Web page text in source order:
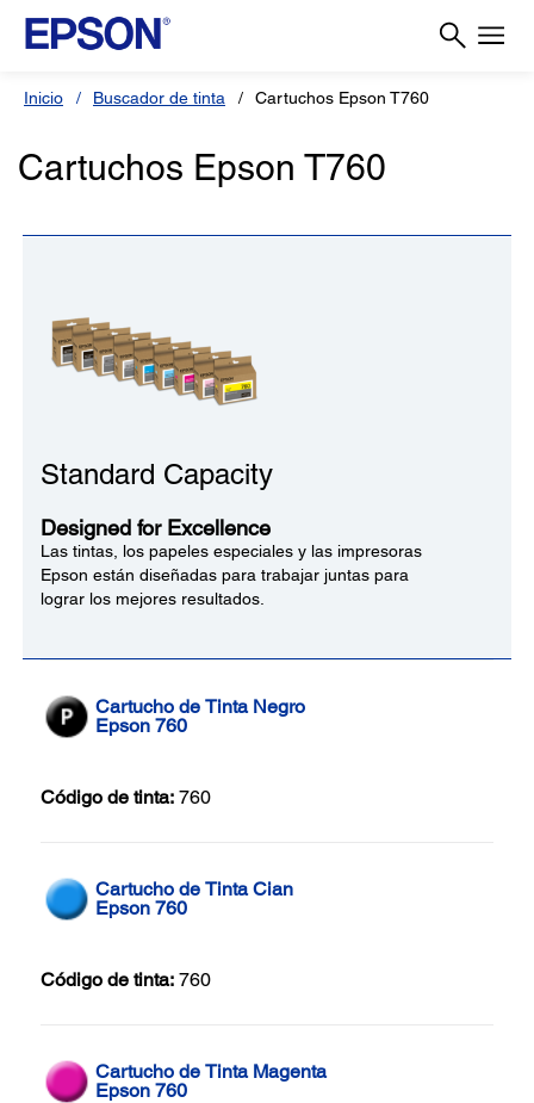
Inicio Buscador de tinta Cartuchos Epson T760
Cartuchos Epson T760
Standard Capacity
Designed for Excellence
Las tintas, los papeles especiales y las impresoras
Epson están diseñadas para trabajar juntas para
lograr los mejores resultados.
Cartucho de Tinta Negro
Epson 760
Código de tinta: 760
Cartucho de Tinta Cian
Epson 760
Código de tinta: 760
Cartucho de Tinta Magenta
Epson 760